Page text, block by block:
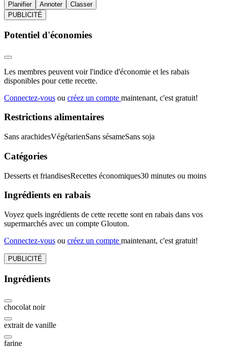
Planifier Annoter
Classer
PUBLICITÉ
Potentiel d'économies
Les membres peuvent voir l'indice d'économie et les rabais
disponibles pour cette recette.
Connectez-vous ou créez un compte maintenant, c'est gratuit!
Restrictions alimentaires
Sans arachidesVégétarienSans sésameSans soja
Catégories
Desserts et friandisesRecettes économiques30 minutes ou moins
Ingrédients en rabais
Voyez quels ingrédients de cette recette sont en rabais dans vos
supermarchés avec un compte Glouton.
Connectez-vous ou créez un compte maintenant, c'est gratuit!
PUBLICITÉ
Ingrédients
chocolat noir
extrait de vanille
farine